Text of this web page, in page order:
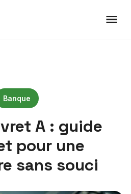
Banque
A : guide
pour une
sans souci